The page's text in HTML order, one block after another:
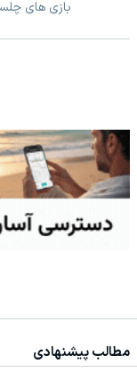
بازی های
مطالب پیشنهادی